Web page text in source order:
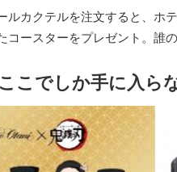
ルカクテルを注文すると、ホ
コースターをプレゼント。誰
こでしか手に入ら